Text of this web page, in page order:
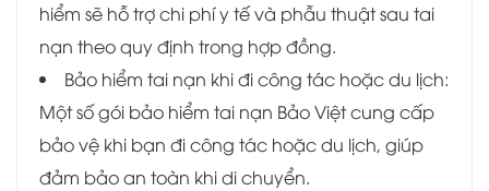
hiểm sẽ hỗ trợ chi phí y tế và phẫu thuật sau tai
nạn theo quy định trong hợp đồng.
Bảo hiểm tai nạn khi đi công tác hoặc du lịch:
Một số gói bảo hiểm tai nạn Bảo Việt cung cấp
bảo vệ khi bạn đi công tác hoặc du lịch, giúp
đảm bảo an toàn khi di chuyển.